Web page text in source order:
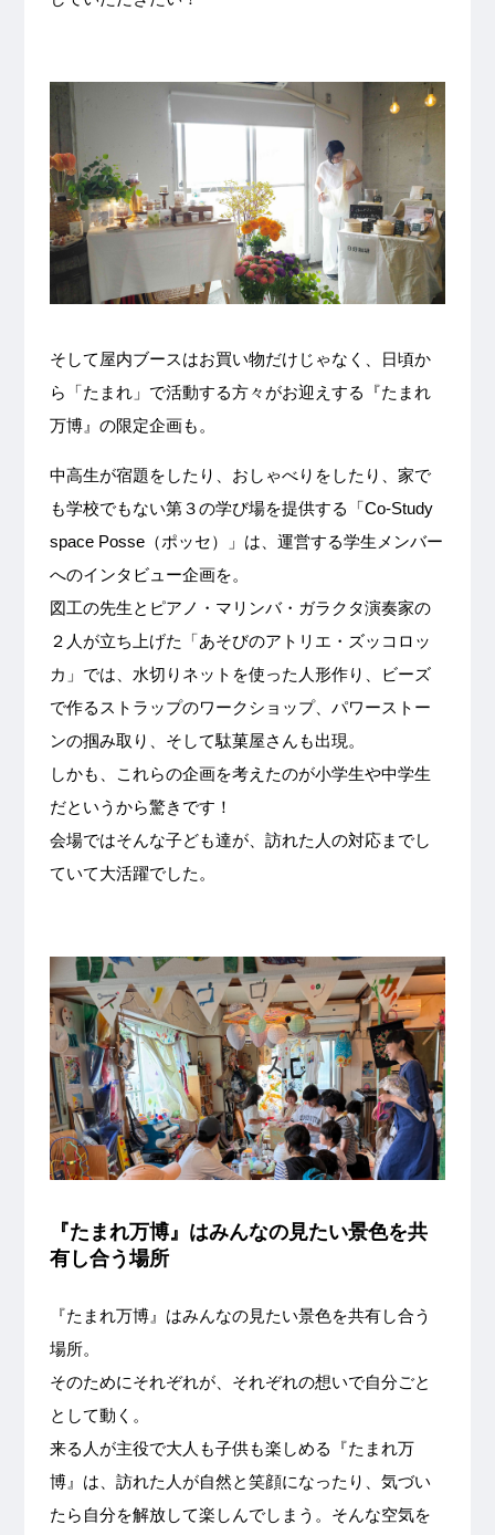
そして屋内ブースはお買い物だけじゃなく、日頃か
ら「たまれ」で活動する方々がお迎えする『たまれ
万博』の限定企画も。
中高生が宿題をしたり、おしゃべりをしたり、家で
も学校でもない第３の学び場を提供する「Co-Study
space Posse（ポッセ）」は、運営する学生メンバー
へのインタビュー企画を。
図工の先生とピアノ・マリンバ・ガラクタ演奏家の
２人が立ち上げた「あそびのアトリエ・ズッコロッ
カ」では、水切りネットを使った人形作り、ビーズ
で作るストラップのワークショップ、パワーストー
ンの掴み取り、そして駄菓屋さんも出現。
しかも、これらの企画を考えたのが小学生や中学生
だというから驚きです！
会場ではそんな子ども達が、訪れた人の対応までし
ていて大活躍でした。
『たまれ万博』はみんなの見たい景色を共
有し合う場所
『たまれ万博』はみんなの見たい景色を共有し合う
場所。
そのためにそれぞれが、それぞれの想いで自分ごと
として動く。
来る人が主役で大人も子供も楽しめる『たまれ万
博』は、訪れた人が自然と笑顔になったり、気づい
たら自分を解放して楽しんでしまう。そんな空気を